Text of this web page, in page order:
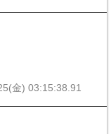
金) 03:15:38.91